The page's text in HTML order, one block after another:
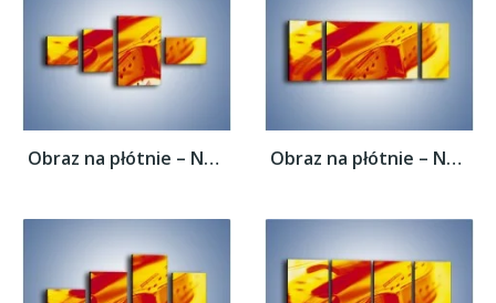
Obraz na płótnie – Nuty odbite w świetle... Obraz na płótnie – Nuty odbite w świetle...